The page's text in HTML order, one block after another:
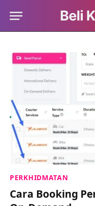
Beli
PERKHIDMATAN
Cara Booking